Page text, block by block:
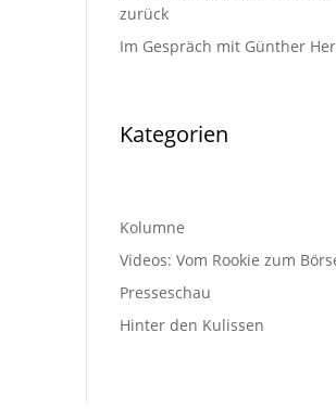
zurück
Im Gespräch mit Günther
Kategorien
Kolumne
Videos: Vom Rookie zum
Presseschau
Hinter den Kulissen